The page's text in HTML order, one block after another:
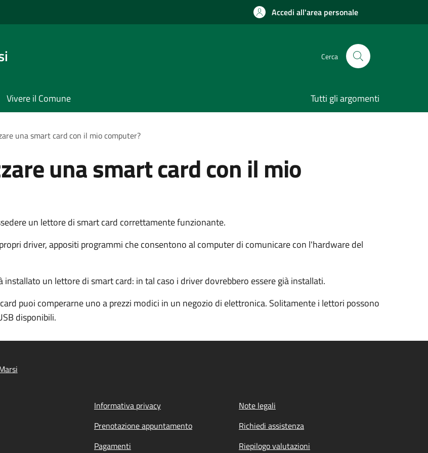
Accedi all'area personale
Cerca
Vivere il Comune Tutti gli argomenti
una smart card con il mio computer?
una smart card con il mio
un lettore di smart card correttamente funzionante.
driver, appositi programmi che consentono al computer di comunicare con l'hardware del
un lettore di smart card: in tal caso i driver dovrebbero essere già installati.
puoi comperarne uno a prezzi modici in un negozio di elettronica. Solitamente i lettori possono
disponibili.
Informativa privacy
Note legali
Prenotazione appuntamento
Richiedi assistenza
Pagamenti Riepilogo valutazioni